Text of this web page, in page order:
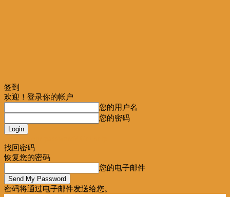
签到
欢迎！登录你的帐户
您的用户名
您的密码
找回密码
恢复您的密码
您的电子邮件
密码将通过电子邮件发送给您。